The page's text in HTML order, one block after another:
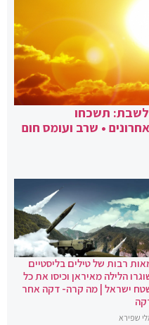
לשבת: תשכחו
• שרב ועומס חום
רבות של טילים בליסטיים
הלילה מאיראן וכיסו את כל
ישראל | מה קרה- דקה אחר
שפירא